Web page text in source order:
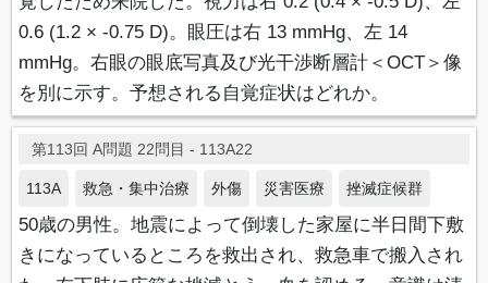
0.6 (1.2 × -0.75 D)。眼圧は右 13 mmHg、左 14
mmHg。右眼の眼底写真及び光干渉断層計＜OCT＞像
を別に示す。予想される自覚症状はどれか。
第113回 A問題 22問目 - 113A22
113A 救急・集中治療 外傷 災害医療 挫滅症候群
50歳の男性。地震によって倒壊した家屋に半日間下敷
きになっているところを救出され、救急車で搬入され